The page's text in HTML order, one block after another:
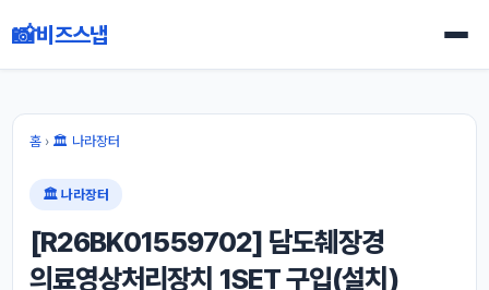
📸비즈스냅
홈› 🏛 나라장터
🏛 나라장터
[R26BK01559702] 담도췌장경
의료영상처리장치 1SET 구입(설치)